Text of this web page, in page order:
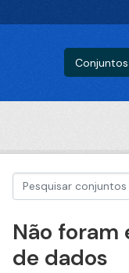
Não
de dados